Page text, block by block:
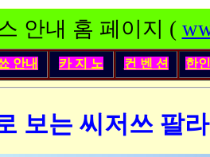
안내 홈 페이지 (
안내 카 지 노 컨 벤 션 한인
보는 씨저쓰 팔